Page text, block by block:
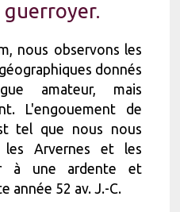
nous observons les
donnés
amateur, mais
L'engouement de
tel que nous nous
les Arvernes et les
à une ardente et
année 52 av. J.-C.